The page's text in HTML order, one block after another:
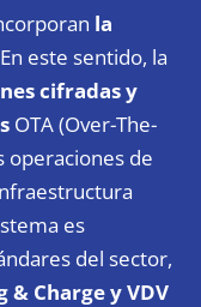
la
este sentido, la
cifradas y
OTA (Over-The-
operaciones de
es
del sector,
& Charge y VDV